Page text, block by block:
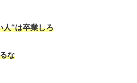
人“は卒業しろ
な